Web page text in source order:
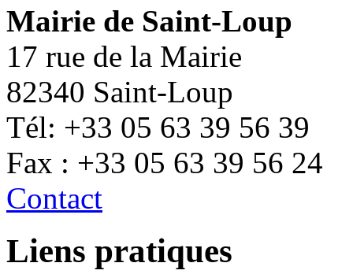
Mairie de Saint-Loup
17 rue de la Mairie
82340 Saint-Loup
Tél: +33 05 63 39 56 39
Fax : +33 05 63 39 56 24
Contact
Liens pratiques